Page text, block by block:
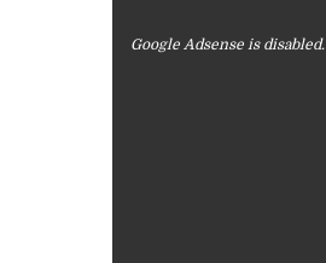
Google Adsense is disabled.